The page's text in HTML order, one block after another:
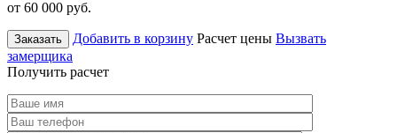
от 60 000 руб.
Заказать Добавить в корзину Расчет цены Вызвать
замерщика
Получить расчет